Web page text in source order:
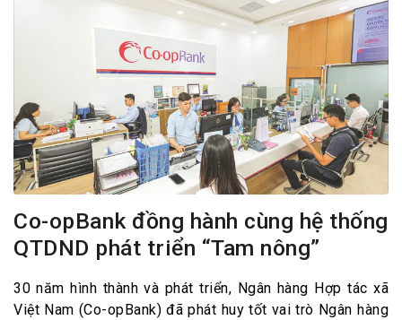
Co-opBank đồng hành cùng hệ thống
QTDND phát triển “Tam nông”
30 năm hình thành và phát triển, Ngân hàng Hợp tác xã
Việt Nam (Co-opBank) đã phát huy tốt vai trò Ngân hàng